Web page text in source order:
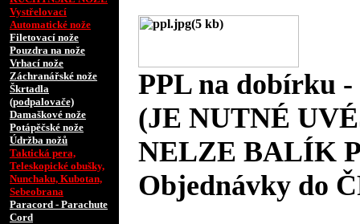
Vystřelovací
Automatické nože
Filetovací nože
Pouzdra na nože
Vrhací nože
Záchranářské nože
Škrtadla
(podpalovače)
Damaškové nože
Potápěčské nože
Údržba nožů
Taktická pera,
Teleskopické obušky,
Nunchaku, Kubotan,
Sebeobrana
Paracord - Parachute
Cord
PPL na dobírku
(JE NUTNÉ
NELZE BALÍK
Objednávky do